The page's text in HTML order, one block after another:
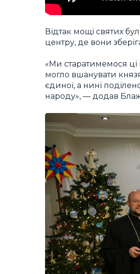
Відтак мощі святих
центру, де вони
«Ми старатимемося
могло вшанувати
єдиної, а нині
народу», — додав